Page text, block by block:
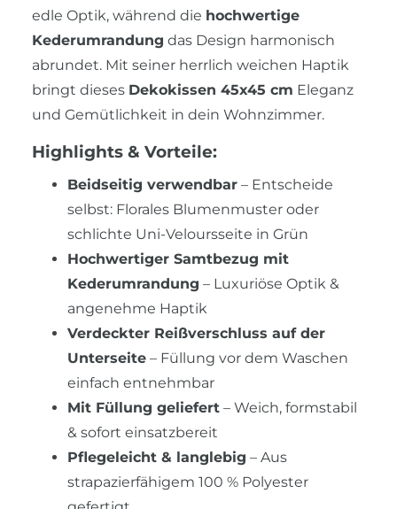
edle Optik, während die hochwertige
Kederumrandung das Design harmonisch
abrundet. Mit seiner herrlich weichen Haptik
bringt dieses Dekokissen 45x45 cm Eleganz
und Gemütlichkeit in dein Wohnzimmer.
Highlights & Vorteile:
Beidseitig verwendbar – Entscheide
selbst: Florales Blumenmuster oder
schlichte Uni-Veloursseite in Grün
Hochwertiger Samtbezug mit
Kederumrandung – Luxuriöse Optik &
angenehme Haptik
Verdeckter Reißverschluss auf der
Unterseite – Füllung vor dem Waschen
einfach entnehmbar
Mit Füllung geliefert – Weich, formstabil
& sofort einsatzbereit
Pflegeleicht & langlebig – Aus
strapazierfähigem 100 % Polyester